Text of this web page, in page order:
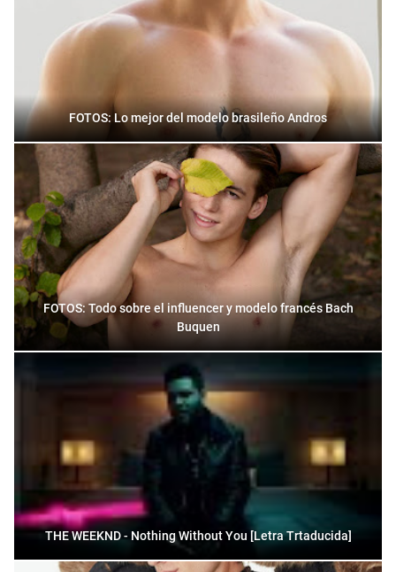
FOTOS: Lo mejor del modelo brasileño Andros
FOTOS: Todo sobre el influencer y modelo francés Bach
Buquen
THE WEEKND - Nothing Without You [Letra Trtaducida]